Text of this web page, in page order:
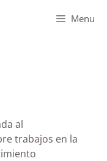
Menu
al
trabajos en la